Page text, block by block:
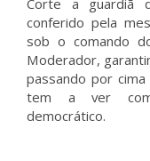
Corte a guardiã
conferido pela
sob o comando
Moderador,
passando por
tem a ver com
democrático.